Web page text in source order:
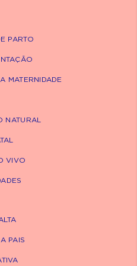
nossa
ao
e exames médicos
bebê a se
PARTO
MATERNIDADE
NATURAL
VIVO
PAIS